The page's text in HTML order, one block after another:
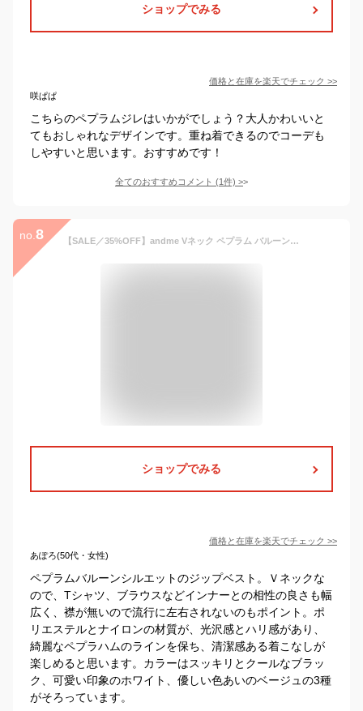
ショップでみる
価格と在庫を楽天でチェック >>
咲ぱぱ
こちらのペプラムジレはいかがでしょう？大人かわいいと
てもおしゃれなデザインです。重ね着できるのでコーデも
しやすいと思います。おすすめです！
全てのおすすめコメント (1件) >
no. 8 【SALE／35%OFF】andme Vネック ペプラム バルーン ジップ ベスト アンドミー トップス ベスト・ジレ ブラック ホワイト ベージュ
ショップでみる
価格と在庫を楽天でチェック >>
あぽろ(50代・女性)
ペプラムバルーンシルエットのジップベスト。Ｖネックな
ので、Tシャツ、ブラウスなどインナーとの相性の良さも幅
広く、襟が無いので流行に左右されないのもポイント。ポ
リエステルとナイロンの材質が、光沢感とハリ感があり、
綺麗なペプラハムのラインを保ち、清潔感ある着こなしが
楽しめると思います。カラーはスッキリとクールなブラッ
ク、可愛い印象のホワイト、優しい色あいのベージュの3種
がそろっています。